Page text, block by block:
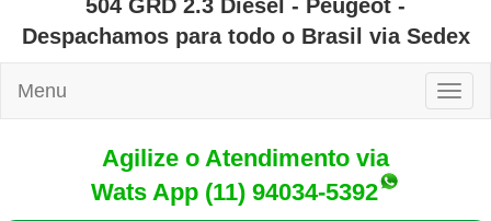
504 GRD 2.3 Diesel - Peugeot -
Despachamos para todo o Brasil via Sedex
Menu
Agilize o Atendimento via
Wats App (11) 94034-5392